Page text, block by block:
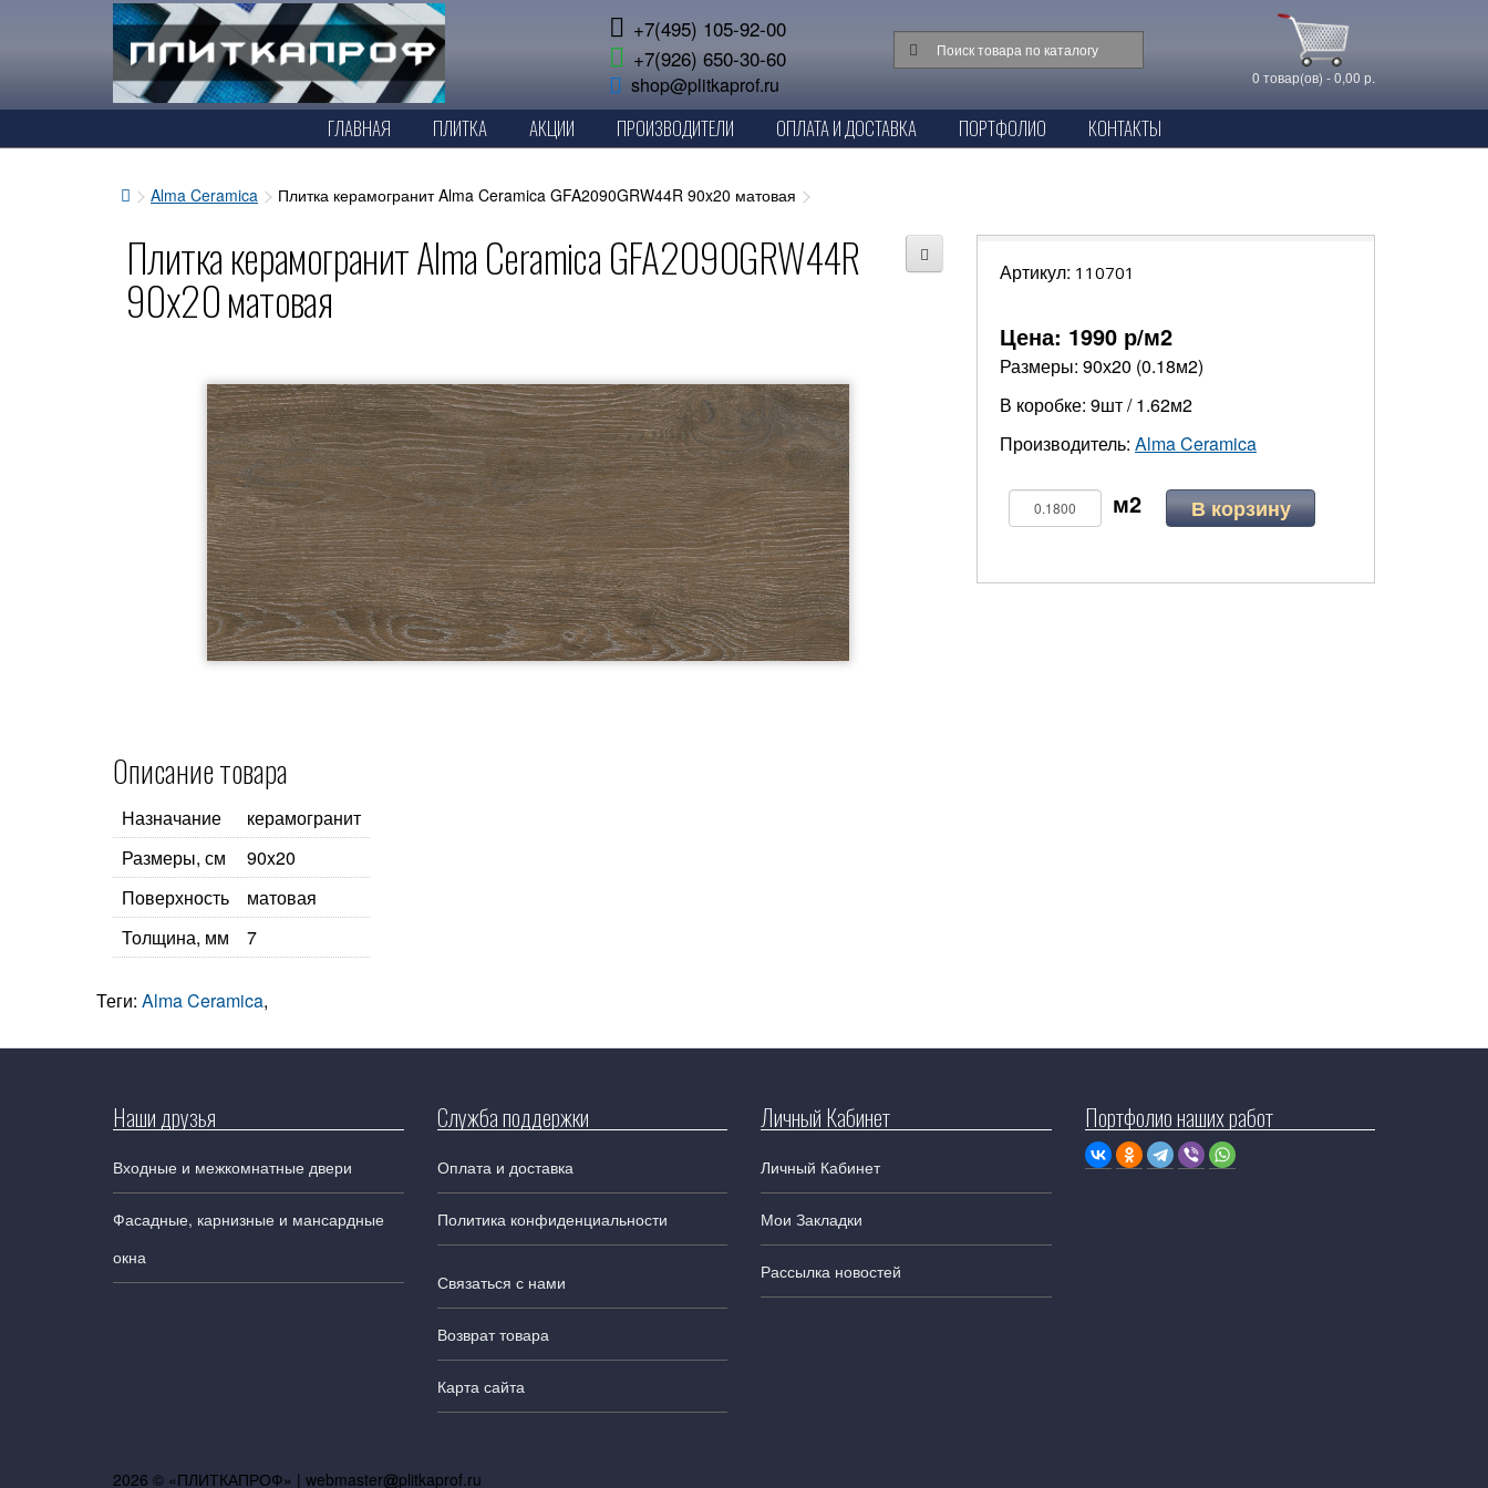
+7(495) 105-92-00
+7(926) 650-30-60
shop@plitkaprof.ru 0 товар(ов) - 0,00 р.
ГЛАВНАЯ ПЛИТКА АКЦИИ ПРОИЗВОДИТЕЛИ ОПЛАТА И ДОСТАВКА ПОРТФОЛИО КОНТАКТЫ
Alma Ceramica Плитка керамогранит Alma Ceramica GFA2090GRW44R 90x20 матовая
Плитка керамогранит Alma Ceramica GFA2090GRW44R
90x20 матовая
Описание товара
Назначание
керамогранит
Размеры, см
90x20
Поверхность
матовая
Толщина, мм
7
Артикул: 110701
Цена: 1990 р/м2
Размеры: 90х20 (0.18м2)
В коробке: 9шт / 1.62м2
Производитель: Alma Ceramica
В корзину
Теги: Alma Ceramica,
Наши друзья
Входные и межкомнатные двери
Фасадные, карнизные и мансардные
окна
Служба поддержки
Оплата и доставка
Политика конфиденциальности
Связаться с нами
Возврат товара
Карта сайта
Личный Кабинет
Личный Кабинет
Мои Закладки
Рассылка новостей
Портфолио наших работ
2026 © «ПЛИТКАПРОФ» | webmaster plitkaprof.ru